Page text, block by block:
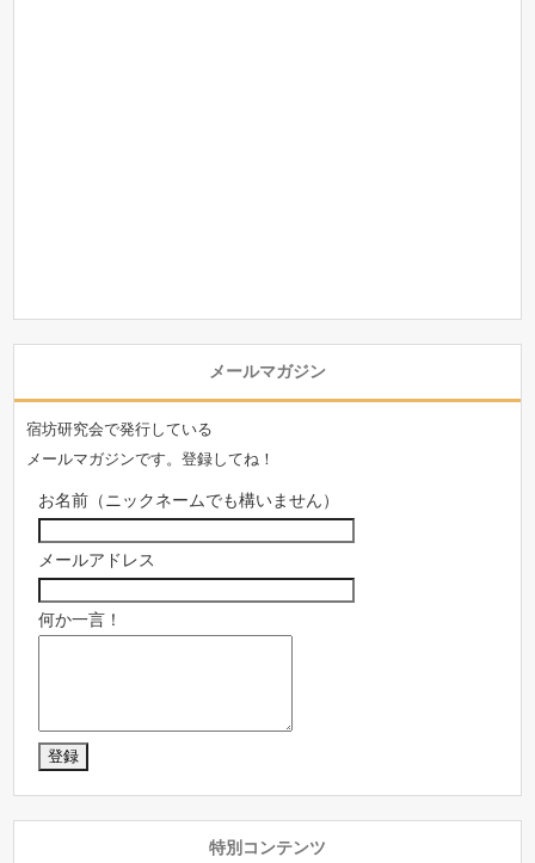
メールマガジン
宿坊研究会で発行している
メールマガジンです。登録してね！
お名前（ニックネームでも構いません）
メールアドレス
何か一言！
特別コンテンツ